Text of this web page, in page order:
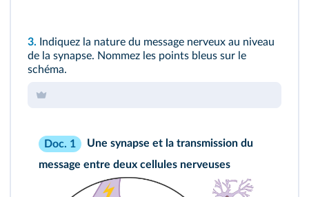
3. Indiquez la nature du message nerveux au niveau
de la synapse. Nommez les points bleus sur le
schéma.
Doc. 1
Une synapse et la transmission du
message entre deux cellules nerveuses